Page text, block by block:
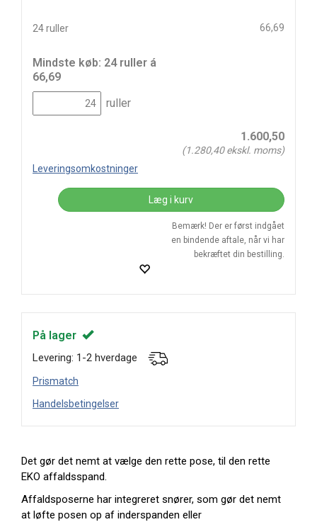
24 ruller 66,69
Mindste køb: 24 ruller á
66,69
ruller
1.600,50
(1.280,40ekskl. moms)
Leveringsomkostninger
Læg i kurv
Bemærk! Der er først indgået
en bindende aftale, når vi har
bekræftet din bestilling.
På lager
Levering: 1-2 hverdage
Prismatch
Handelsbetingelser
Det gør det nemt at vælge den rette pose, til den rette
EKO affaldsspand.
Affaldsposerne har integreret snører, som gør det nemt
at løfte posen op af inderspanden eller